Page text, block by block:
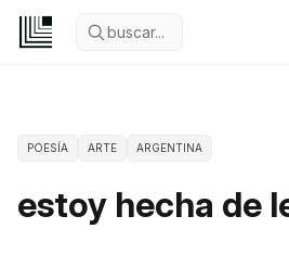
buscar...
POESÍA ARTE ARGENTINA
estoy hecha de